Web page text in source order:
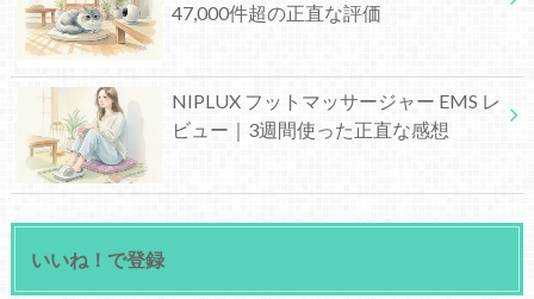
47,000件超の正直な評価
NIPLUX フットマッサージャー EMS レ
ビュー｜3週間使った正直な感想
いいね！で登録